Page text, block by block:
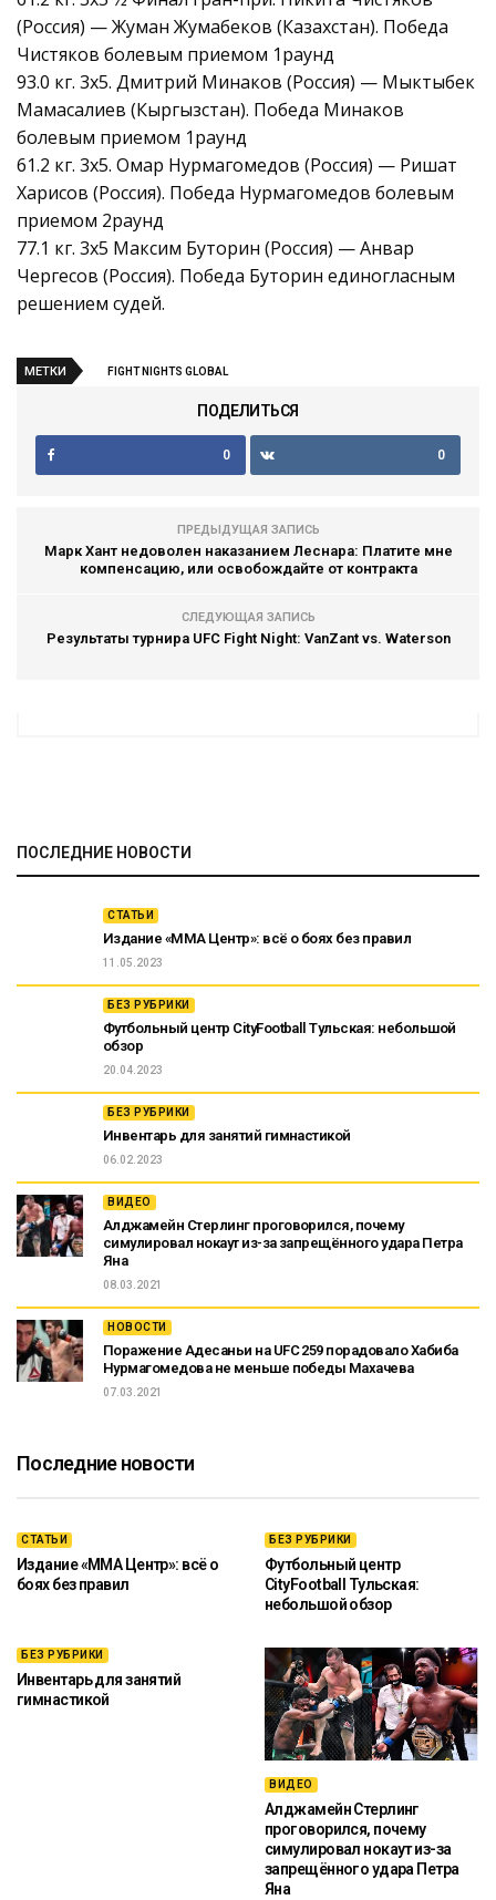
(Россия) — Жуман Жумабеков (Казахстан). Победа
Чистяков болевым приемом 1раунд
93.0 кг. 3х5. Дмитрий Минаков (Россия) — Мыктыбек
Мамасалиев (Кыргызстан). Победа Минаков
болевым приемом 1раунд
61.2 кг. 3х5. Омар Нурмагомедов (Россия) — Ришат
Харисов (Россия). Победа Нурмагомедов болевым
приемом 2раунд
77.1 кг. 3х5 Максим Буторин (Россия) — Анвар
Чергесов (Россия). Победа Буторин единогласным
решением судей.
МЕТКИ FIGHT NIGHTS GLOBAL
ПОДЕЛИТЬСЯ
0 0
ПРЕДЫДУЩАЯ ЗАПИСЬ
Марк Хант недоволен наказанием Леснара: Платите мне
компенсацию, или освобождайте от контракта
СЛЕДУЮЩАЯ ЗАПИСЬ
Результаты турнира UFC Fight Night: VanZant vs. Waterson
ПОСЛЕДНИЕ НОВОСТИ
СТАТЬИ
Издание «ММА Центр»: всё о боях без правил
11.05.2023
БЕЗ РУБРИКИ
Футбольный центр CityFootball Тульская: небольшой
обзор
20.04.2023
БЕЗ РУБРИКИ
Инвентарь для занятий гимнастикой
06.02.2023
ВИДЕО
Алджамейн Стерлинг проговорился, почему
симулировал нокаут из-за запрещённого удара Петра
Яна
08.03.2021
НОВОСТИ
Поражение Адесаньи на UFC 259 порадовало Хабиба
Нурмагомедова не меньше победы Махачева
07.03.2021
Последние новости
СТАТЬИ
Издание «ММА Центр»: всё о
боях без правил
БЕЗ РУБРИКИ
Футбольный центр
CityFootball Тульская:
небольшой обзор
БЕЗ РУБРИКИ
Инвентарь для занятий
гимнастикой
ВИДЕО
Алджамейн Стерлинг
проговорился, почему
симулировал нокаут из-за
запрещённого удара Петра
Яна